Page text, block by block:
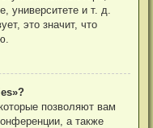
университете и т. д.
это значит, что
позволяют вам
а также